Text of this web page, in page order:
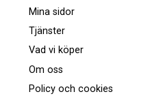
Mina sidor
Tjänster
Vad vi köper
Om oss
Policy och cookies